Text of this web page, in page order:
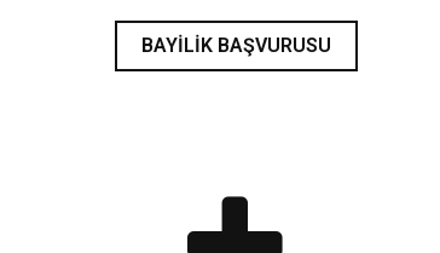
BAYILIK BAŞVURUSU